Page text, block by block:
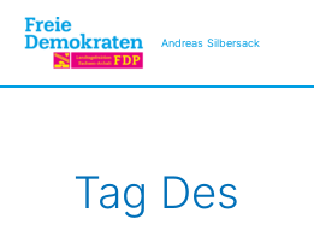
Inhalt
springen
Andreas Silbersack
Tag Des